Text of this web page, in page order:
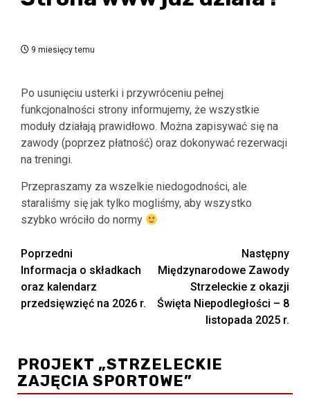
9 miesięcy temu
Po usunięciu usterki i przywróceniu pełnej
funkcjonalności strony informujemy, że wszystkie
moduły działają prawidłowo. Można zapisywać się na
zawody (poprzez płatność) oraz dokonywać rezerwacji
na treningi.
Przepraszamy za wszelkie niedogodności, ale
staraliśmy się jak tylko mogliśmy, aby wszystko
szybko wróciło do normy
Zobacz
wpisy
Poprzedni
Informacja o składkach
oraz kalendarz
przedsięwzięć na 2026 r.
Następny
Międzynarodowe Zawody
Strzeleckie z okazji
Święta Niepodległości – 8
listopada 2025 r.
PROJEKT „STRZELECKIE
ZAJĘCIA SPORTOWE”